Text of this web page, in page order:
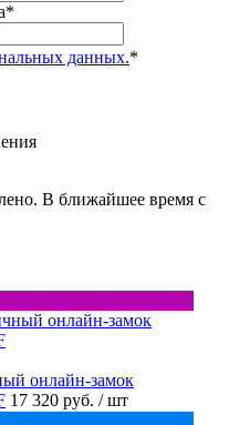
*
данных.*
В ближайшее время с
онлайн-замок
17 320 руб. / шт